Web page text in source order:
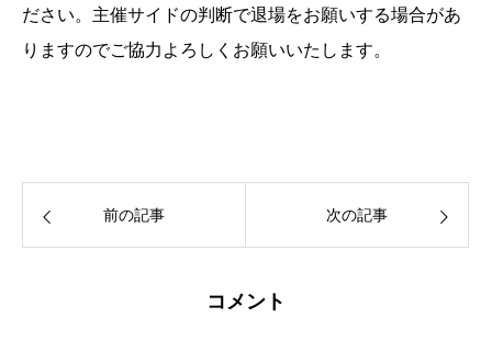
ださい。主催サイドの判断で退場をお願いする場合があ
りますのでご協力よろしくお願いいたします。
前の記事 次の記事
コメント